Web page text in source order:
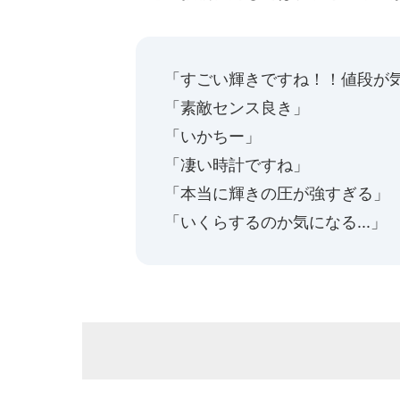
「すごい輝きですね！！値段が
「素敵センス良き」
「いかちー」
「凄い時計ですね」
「本当に輝きの圧が強すぎる」
「いくらするのか気になる...」